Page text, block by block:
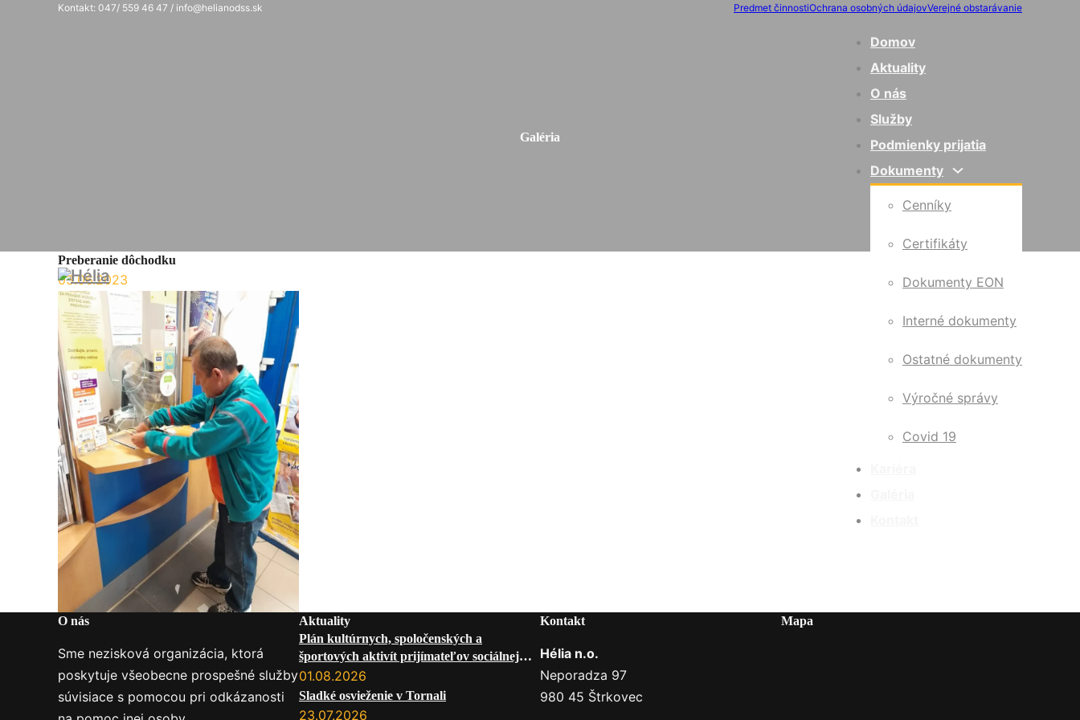
Kontakt: 047/ 559 46 47 / info@helianodss.sk Predmet činnostiOchrana osobných údajovVerejné obstarávanie
Domov
Aktuality
O nás
Služby
Podmienky prijatia
Dokumenty
Cenníky
Certifikáty
Dokumenty EON
Interné dokumenty
Ostatné dokumenty
Výročné správy
Covid 19
Galéria
Preberanie dôchodku
03.06.2023
O nás
Sme nezisková organizácia, ktorá
poskytuje všeobecne prospešné služby
súvisiace s pomocou pri odkázanosti
Aktuality
Plán kultúrnych, spoločenských a
športových aktivít prijímateľov sociálnej
služby na mesiac AUGUST 2026
01.08.2026
Sladké osvieženie v Tornali
23.07.2026
Kontakt
Hélia n.o.
Neporadza 97
980 45 Štrkovec
Mapa